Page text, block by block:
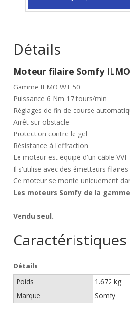
Détails
Moteur filaire Somfy
Gamme ILMO WT 50
Puissance 6 Nm 17 tours/min
Réglages de fin de course
Arrêt sur obstacle
Protection contre le gel
Résistance à l'effraction
Le moteur est équipé d'un câble
Il s'utilise avec des émetteurs
Ce moteur se monte uniquement
Les moteurs Somfy de la
Vendu seul.
Détails
Poids
1.672 kg
Marque
Somfy